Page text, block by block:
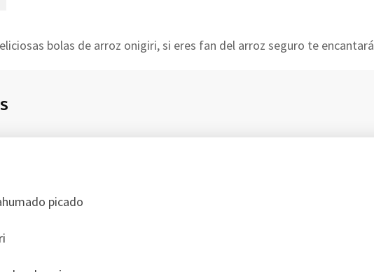
bolas de arroz onigiri, si eres fan del arroz seguro te encantará
picado